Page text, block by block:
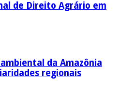
de Direito Agrário em
da Amazônia
regionais